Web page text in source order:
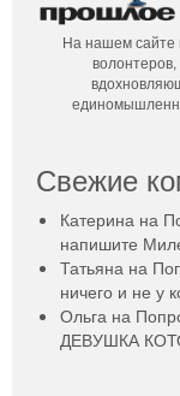
На нашем сайте
Свежие
Катерина на
напишите
Татьяна на
ничего и не у
Ольга на
ДЕВУШКА